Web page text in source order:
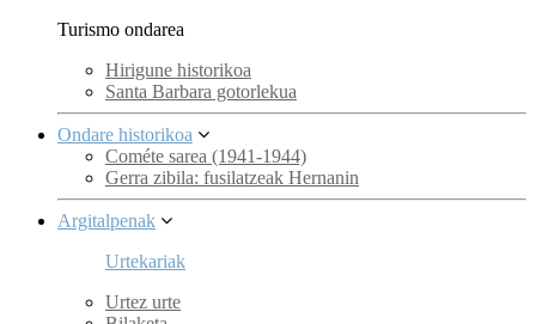
Turismo ondarea
Hirigune historikoa
Santa Barbara gotorlekua
Ondare historikoa
Cométe sarea (1941-1944)
Gerra zibila: fusilatzeak Hernanin
Argitalpenak
Urtekariak
Urtez urte